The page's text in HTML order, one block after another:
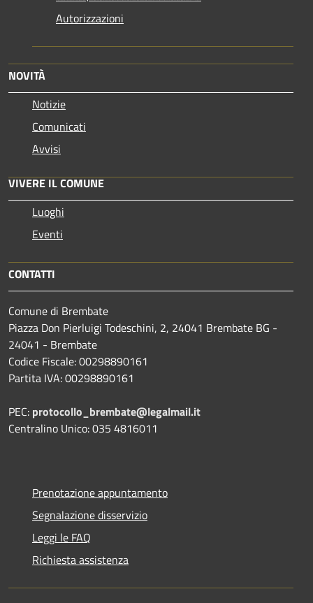
Autorizzazioni
NOVITÀ
Notizie
Comunicati
Avvisi
VIVERE IL COMUNE
Luoghi
Eventi
CONTATTI
Comune di Brembate
Piazza Don Pierluigi Todeschini, 2, 24041 Brembate BG -
24041 - Brembate
Codice Fiscale: 00298890161
Partita IVA: 00298890161
PEC: protocollo_brembate@legalmail.it
Centralino Unico: 035 4816011
Prenotazione appuntamento
Segnalazione disservizio
Leggi le FAQ
Richiesta assistenza